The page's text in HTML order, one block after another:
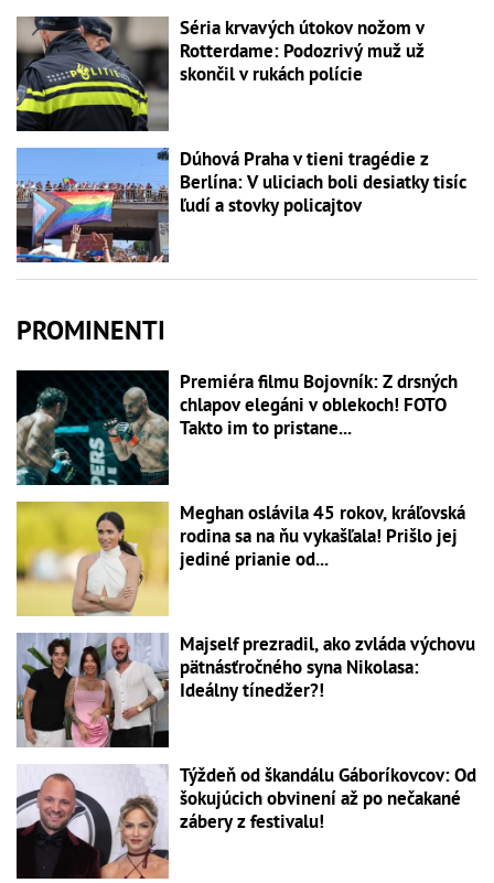
Séria krvavých útokov nožom v
Rotterdame: Podozrivý muž už
skončil v rukách polície
Dúhová Praha v tieni tragédie z
Berlína: V uliciach boli desiatky tisíc
ľudí a stovky policajtov
PROMINENTI
Premiéra filmu Bojovník: Z drsných
chlapov elegáni v oblekoch! FOTO
Takto im to pristane...
Meghan oslávila 45 rokov, kráľovská
rodina sa na ňu vykašľala! Prišlo jej
jediné prianie od...
Majself prezradil, ako zvláda výchovu
pätnásťročného syna Nikolasa:
Ideálny tínedžer?!
Týždeň od škandálu Gáboríkovcov: Od
šokujúcich obvinení až po nečakané
zábery z festivalu!